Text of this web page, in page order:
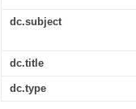
dc.subject
dc.title
dc.type